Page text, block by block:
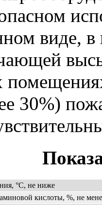
виде, в
30%)
°С, не ниже
кислоты, %, не